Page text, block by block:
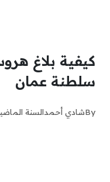
كيفية بلاغ
سلطنة عمان
Byشادي أحمدالسنة